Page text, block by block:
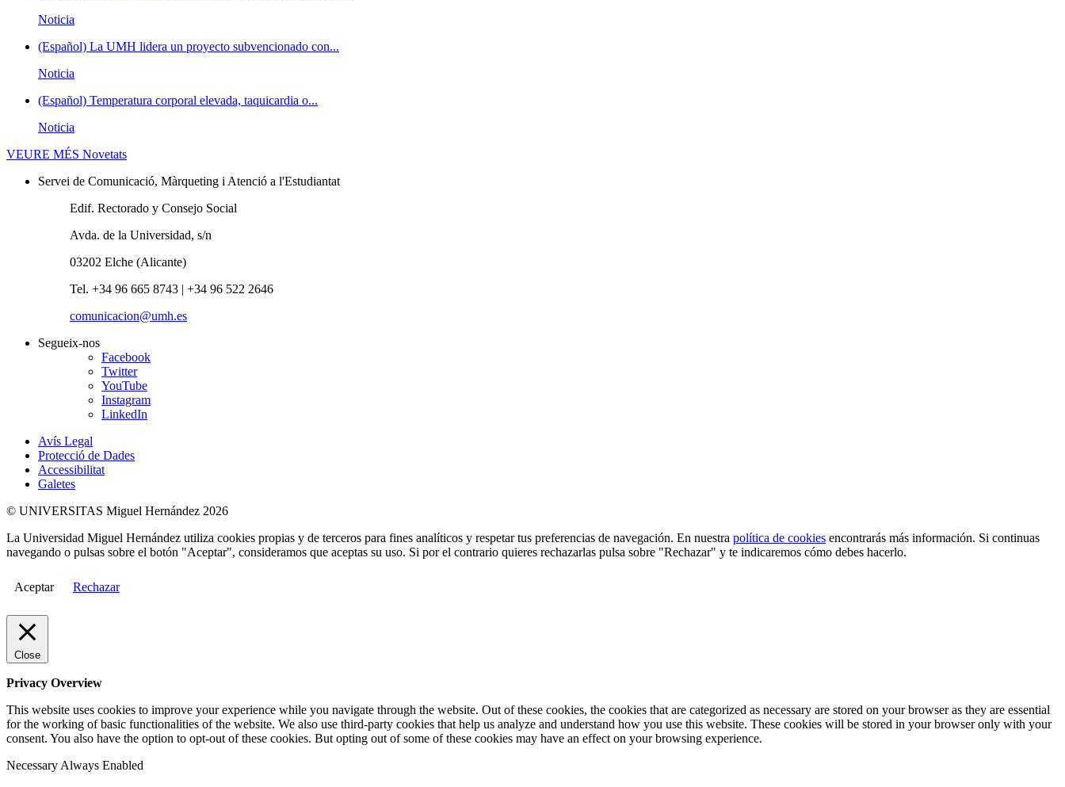
Noticia
(Español) La UMH lidera un proyecto subvencionado con...
Noticia
(Español) Temperatura corporal elevada, taquicardia o...
Noticia
VEURE MÉS Novetats
Servei de Comunicació, Màrqueting i Atenció a l'Estudiantat
Edif. Rectorado y Consejo Social
Avda. de la Universidad, s/n
03202 Elche (Alicante)
Tel. +34 96 665 8743 | +34 96 522 2646
comunicacion@umh.es
Segueix-nos
Facebook
Twitter
YouTube
Instagram
LinkedIn
Avís Legal
Protecció de Dades
Accessibilitat
Galetes
© UNIVERSITAS Miguel Hernández 2026
La Universidad Miguel Hernández utiliza cookies propias y de terceros para fines analíticos y respetar tus preferencias de navegación. En nuestra política de cookies encontrarás más información. Si continuas
navegando o pulsas sobre el botón "Aceptar", consideramos que aceptas su uso. Si por el contrario quieres rechazarlas pulsa sobre "Rechazar" y te indicaremos cómo debes hacerlo.
Aceptar Rechazar
Close
Privacy Overview
This website uses cookies to improve your experience while you navigate through the website. Out of these cookies, the cookies that are categorized as necessary are stored on your browser as they are essential
for the working of basic functionalities of the website. We also use third-party cookies that help us analyze and understand how you use this website. These cookies will be stored in your browser only with your
consent. You also have the option to opt-out of these cookies. But opting out of some of these cookies may have an effect on your browsing experience.
Necessary Always Enabled